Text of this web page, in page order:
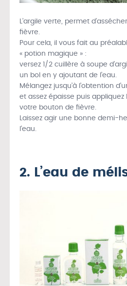
L’argile verte, permet
fièvre.
Pour cela, il vous fait au
« potion magique » :
versez 1/2 cuillère à soupe
un bol en y ajoutant de l’eau.
Mélangez jusqu’à l’obtention
et assez épaisse puis
votre bouton de fièvre.
Laissez agir une bonne demi-
l’eau.
2. L’eau de